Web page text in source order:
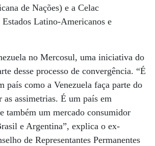
de Nações) e a Celac
Latino-Americanos e
no Mercosul, uma iniciativa do
desse processo de convergência. “É
país como a Venezuela faça parte do
as assimetrias. É um país em
também um mercado consumidor
e Argentina”, explica o ex-
de Representantes Permanentes